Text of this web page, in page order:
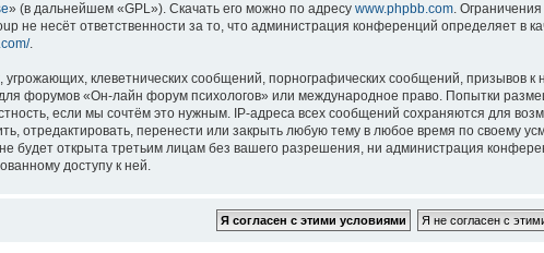
» (в дальнейшем «GPL»). Скачать его можно по адресу www.phpbb.com.
не несёт ответственности за то, что администрация конференций определяет
.
клеветнических сообщений, порнографических сообщений, призывов
для форумов «Он-лайн форум психологов» или международное право. Попытки
если мы сочтём это нужным. IP-адреса всех сообщений сохраняются для
отредактировать, перенести или закрыть любую тему в любое время по своему
будет открыта третьим лицам без вашего разрешения, ни администрация
доступу к ней.